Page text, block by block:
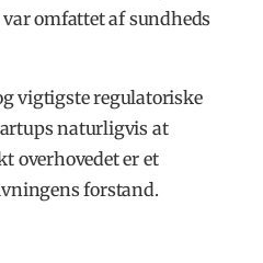
omfattet af sundheds
vigtigste regulatoriske
naturligvis at
overhovedet er et
forstand.